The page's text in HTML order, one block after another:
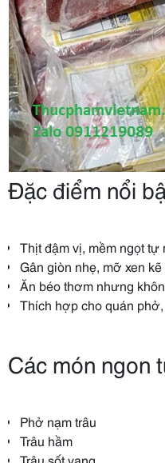
Đặc điểm nổi
Thịt đậm vị, mềm ngọt tự
Gân giòn nhẹ, mỡ xen
Ăn béo thơm nhưng
Thích hợp cho quán
Các món ngon
Phở nạm trâu
Trâu hầm